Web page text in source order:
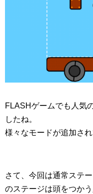
FLASHゲームでも人気
したね。
様々なモードが追加さ
さて、今回は通常ステ
のステージは頭をつか